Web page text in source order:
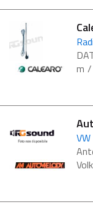
...
m /